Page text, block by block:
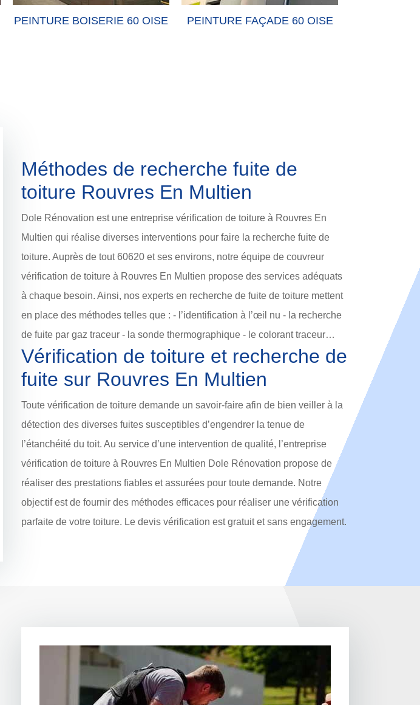
PEINTURE BOISERIE 60 OISE PEINTURE FAÇADE 60 OISE
Méthodes de recherche fuite de
toiture Rouvres En Multien
Dole Rénovation est une entreprise vérification de toiture à Rouvres En
Multien qui réalise diverses interventions pour faire la recherche fuite de
toiture. Auprès de tout 60620 et ses environs, notre équipe de couvreur
vérification de toiture à Rouvres En Multien propose des services adéquats
à chaque besoin. Ainsi, nos experts en recherche de fuite de toiture mettent
en place des méthodes telles que : - l’identification à l’œil nu - la recherche
de fuite par gaz traceur - la sonde thermographique - le colorant traceur…
Vérification de toiture et recherche de
fuite sur Rouvres En Multien
Toute vérification de toiture demande un savoir-faire afin de bien veiller à la
détection des diverses fuites susceptibles d’engendrer la tenue de
l’étanchéité du toit. Au service d’une intervention de qualité, l’entreprise
vérification de toiture à Rouvres En Multien Dole Rénovation propose de
réaliser des prestations fiables et assurées pour toute demande. Notre
objectif est de fournir des méthodes efficaces pour réaliser une vérification
parfaite de votre toiture. Le devis vérification est gratuit et sans engagement.